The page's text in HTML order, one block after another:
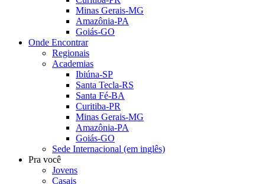
Minas Gerais-MG
Amazônia-PA
Goiás-GO
Onde Encontrar
Regionais
Academias
Ibiúna-SP
Santa Tecla-RS
Santa Fé-BA
Curitiba-PR
Minas Gerais-MG
Amazônia-PA
Goiás-GO
Sede Internacional (em inglês)
Pra você
Jovens
Casais